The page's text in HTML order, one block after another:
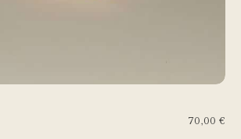
70,00 €